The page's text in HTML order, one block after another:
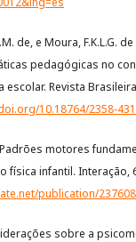
de, e Moura, F.K.L.G. de
pedagógicas no
escolar. Revista
10.18764/2358-
Padrões motores
física infantil. Interação,
publication/
sobre a